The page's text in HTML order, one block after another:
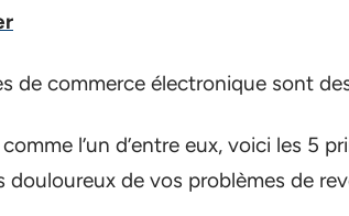
de commerce électronique sont
l’un d’entre eux, voici les 5
de vos problèmes de